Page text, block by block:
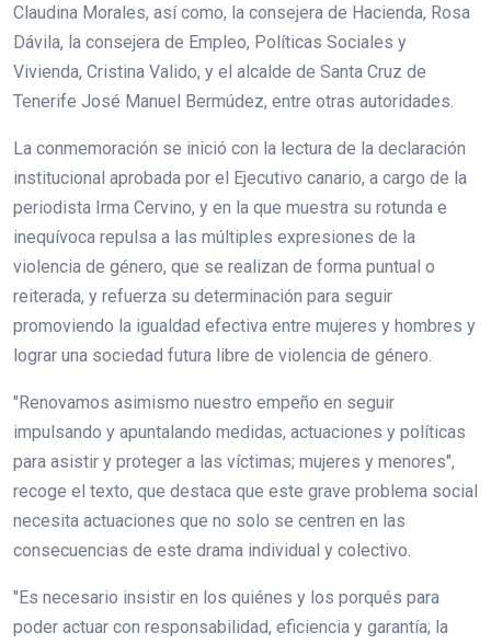
Claudina Morales, así como, la consejera de Hacienda, Rosa
Dávila, la consejera de Empleo, Políticas Sociales y
Vivienda, Cristina Valido, y el alcalde de Santa Cruz de
Tenerife José Manuel Bermúdez, entre otras autoridades.
La conmemoración se inició con la lectura de la declaración
institucional aprobada por el Ejecutivo canario, a cargo de la
periodista Irma Cervino, y en la que muestra su rotunda e
inequívoca repulsa a las múltiples expresiones de la
violencia de género, que se realizan de forma puntual o
reiterada, y refuerza su determinación para seguir
promoviendo la igualdad efectiva entre mujeres y hombres y
lograr una sociedad futura libre de violencia de género.
"Renovamos asimismo nuestro empeño en seguir
impulsando y apuntalando medidas, actuaciones y políticas
para asistir y proteger a las víctimas; mujeres y menores",
recoge el texto, que destaca que este grave problema social
necesita actuaciones que no solo se centren en las
consecuencias de este drama individual y colectivo.
"Es necesario insistir en los quiénes y los porqués para
poder actuar con responsabilidad, eficiencia y garantía; la